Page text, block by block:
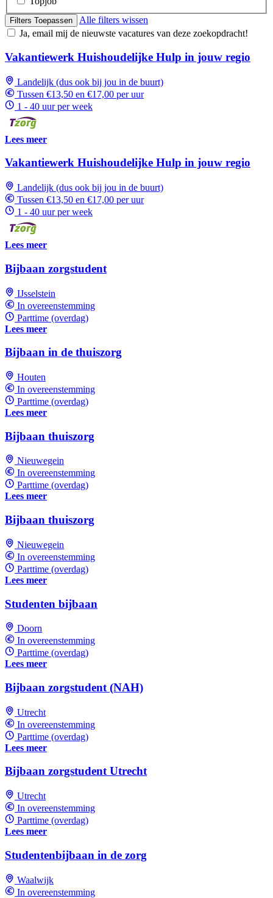
Filters Toepassen
Alle filters wissen
Ja, email mij de nieuwste vacatures van deze zoekopdracht!
Vakantiewerk Huishoudelijke Hulp in jouw regio
Landelijk (dus ook bij jou in de buurt)
Tussen €13,50 en €17,00 per uur
1 - 40 uur per week
Lees meer
Vakantiewerk Huishoudelijke Hulp in jouw regio
Landelijk (dus ook bij jou in de buurt)
Tussen €13,50 en €17,00 per uur
1 - 40 uur per week
Lees meer
Bijbaan zorgstudent
IJsselstein
In overeenstemming
Parttime (overdag)
Lees meer
Bijbaan in de thuiszorg
Houten
In overeenstemming
Parttime (overdag)
Lees meer
Bijbaan thuiszorg
Nieuwegein
In overeenstemming
Parttime (overdag)
Lees meer
Bijbaan thuiszorg
Nieuwegein
In overeenstemming
Parttime (overdag)
Lees meer
Studenten bijbaan
Doorn
In overeenstemming
Parttime (overdag)
Lees meer
Bijbaan zorgstudent (NAH)
Utrecht
In overeenstemming
Parttime (overdag)
Lees meer
Bijbaan zorgstudent Utrecht
Utrecht
In overeenstemming
Parttime (overdag)
Lees meer
Studentenbijbaan in de zorg
Waalwijk
In overeenstemming